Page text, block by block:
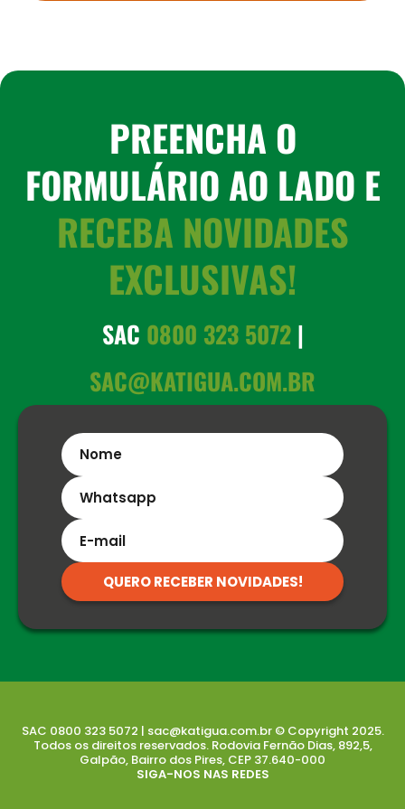
PREENCHA O
FORMULÁRIO AO LADO E
RECEBA NOVIDADES
EXCLUSIVAS!
SAC 0800 323 5072|
SAC@KATIGUA.COM.BR
QUERO RECEBER NOVIDADES!
SAC 0800 323 5072 | sac@katigua.com.br © Copyright 2025.
Todos os direitos reservados. Rodovia Fernão Dias, 892,5,
Galpão, Bairro dos Pires, CEP 37.640-000
SIGA-NOS NAS REDES